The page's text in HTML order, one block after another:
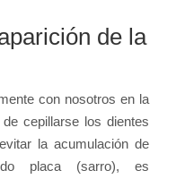
de la
con nosotros en la
cepillarse los dientes
la acumulación de
placa (sarro), es